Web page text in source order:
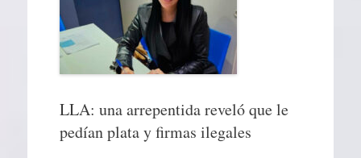
LLA: una arrepentida reveló que le
pedían plata y firmas ilegales